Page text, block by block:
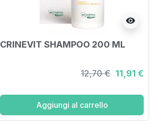
visibility
CRINEVIT SHAMPOO 200 ML
12,70 € 11,91 €
Aggiungi al carrello